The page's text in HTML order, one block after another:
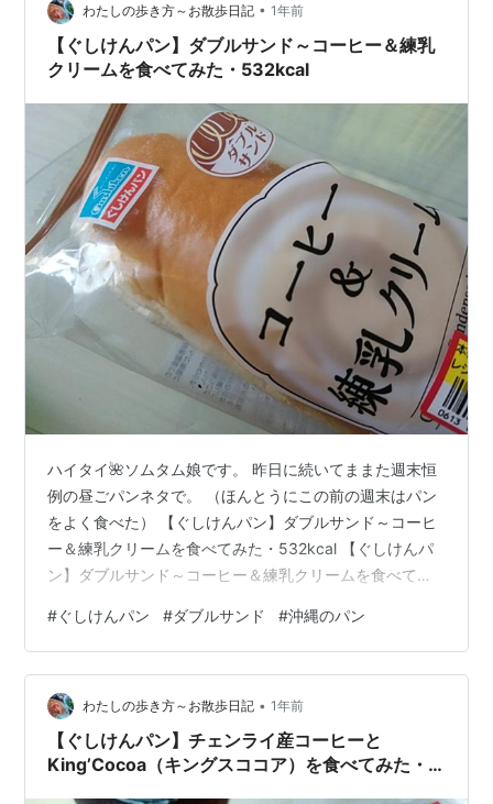
けんパンから出ているつぶあん＆マーガリンと初のご対
面。 つぶあんとマーガリンのダブルサンド。美味しくな
いわけがない。 昔っからあ…
わたしの歩き方～お散歩日記 • 1年前
【ぐしけんパン】ダブルサンド～コーヒー＆練乳
クリームを食べてみた・532kcal
ハイタイ🌺ソムタム娘です。 昨日に続いてままた週末恒
例の昼ごパンネタで。 （ほんとうにこの前の週末はパン
をよく食べた） 【ぐしけんパン】ダブルサンド～コーヒ
ー＆練乳クリームを食べてみた・532kcal 【ぐしけんパ
ン】ダブルサンド～コーヒー＆練乳クリームを食べてみ
るダブルサンドシリーズのひとつ。 コーヒー＆練乳クリ
ーム ダブルサンドシリーズは今までにもいくつか食べて
いて、パン自体も大きくてなかなか食べ応えがある。
（沖縄のパンあるある） www.watashinoarukikata-
diary.com www.watashinoaruki…
#ぐしけんパン #ダブルサンド #沖縄のパン
わたしの歩き方～お散歩日記 • 1年前
【ぐしけんパン】チェンライ産コーヒーと
King’Cocoa（キングスココア）を食べてみた・